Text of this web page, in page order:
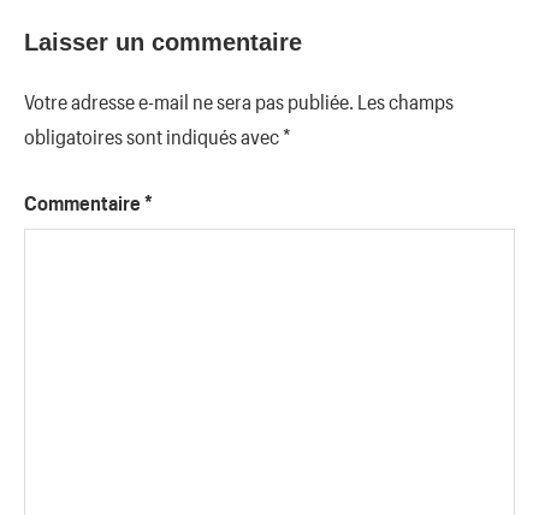
Laisser un commentaire
Votre adresse e-mail ne sera pas publiée. Les champs
obligatoires sont indiqués avec*
Commentaire *